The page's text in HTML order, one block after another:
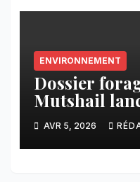
ENVIRONNEMENT
Dossier
Mutshail
la mission
ouvrages
Kinshasa et
AVR 5, 2026